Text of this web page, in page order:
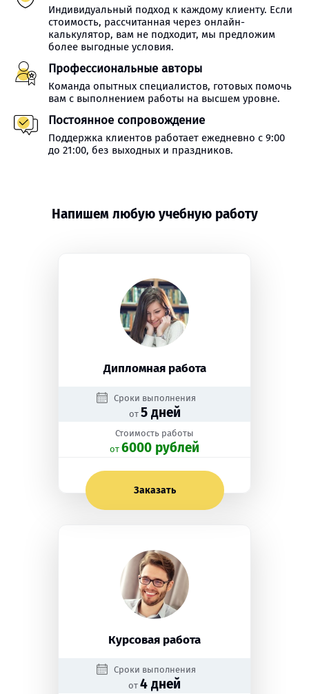
Индивидуальный подход к каждому клиенту. Если
стоимость, рассчитанная через онлайн-
калькулятор, вам не подходит, мы предложим
более выгодные условия.
Профессиональные авторы
Команда опытных специалистов, готовых помочь
вам с выполнением работы на высшем уровне.
Постоянное сопровождение
Поддержка клиентов работает ежедневно с 9:00
до 21:00, без выходных и праздников.
Напишем любую учебную работу
Дипломная работа
Сроки выполнения
от 5 дней
Стоимость работы
oт 6000 рублей
Заказать
Курсовая работа
Сроки выполнения
от 4 дней